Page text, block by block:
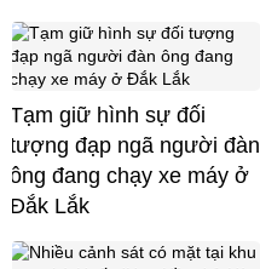
Tạm giữ hình sự đối
tượng đạp ngã người đàn
ông đang chạy xe máy ở
Đắk Lắk